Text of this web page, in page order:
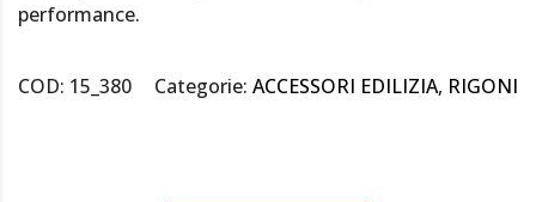
performance.
COD: 15_380 Categorie: ACCESSORI EDILIZIA, RIGONI